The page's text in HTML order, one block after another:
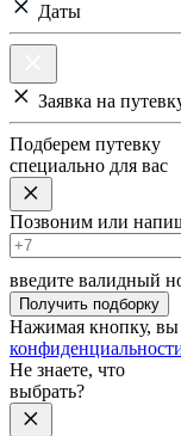
Даты
Заявка на
Подберем путевку
специально для вас
Позвоним или
введите валидный
Получить подборку
Нажимая кнопку, вы
Не знаете, что
выбрать?